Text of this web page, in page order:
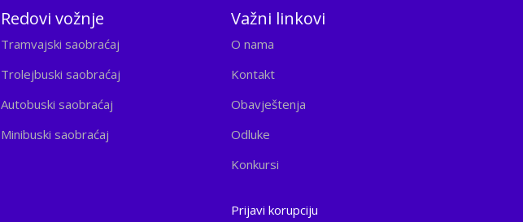
Redovi vožnje
Tramvajski saobraćaj
Trolejbuski saobraćaj
Autobuski saobraćaj
Minibuski saobraćaj
Važni linkovi
O nama
Kontakt
Obavještenja
Odluke
Konkursi
Prijavi korupciju